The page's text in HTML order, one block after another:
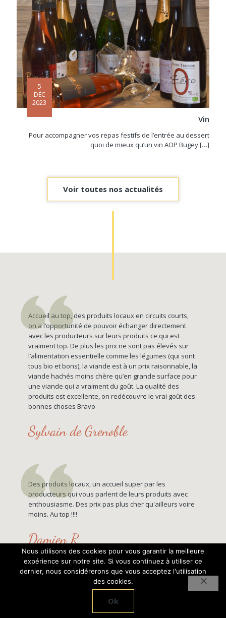
5
DÉC
2023
Vin
Pour accompagner vos repas festifs de l’entrée au dessert
quoi de mieux qu’un vin AOP Bugey[…]
Voir toutes nos actualités
Accueil au top, des produits locaux en circuits courts,
on a l’opportunité de pouvoir échanger directement
avec les producteurs sur leurs produits ce qui est
vraiment top. De plus les prix ne sont pas élevés sur
l’alimentation essentielle comme les légumes (qui sont
tous bio et bons), la viande est à un prix raisonnable, la
viande hachés moins chère qu’en grande surface pour
une viande qui a vraiment du goût. La qualité des
produits est excellente, on redécouvre le vrai goût des
bonnes choses Bravo
Sylvain de Grenoble
Des produits locaux, un accueil super par les
producteurs qui vous parlent de leurs produits avec
enthousiasme. Des prix pas plus cher qu'ailleurs voire
moins. Au top !!!!
Damien R
Magasin de qualité, fromage exceptionnel !
Nous utilisons des cookies pour vous garantir la meilleure
expérience sur notre site. Si vous continuez à utiliser ce
dernier, nous considérerons que vous acceptez l'utilisation
des cookies.
Ok